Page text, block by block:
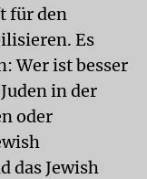
für den
Es
Wer ist besser
in der
oder
das Jewish